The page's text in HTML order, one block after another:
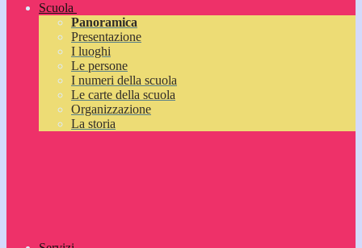
Scuola
Panoramica
Presentazione
I luoghi
Le persone
I numeri della scuola
Le carte della scuola
Organizzazione
La storia